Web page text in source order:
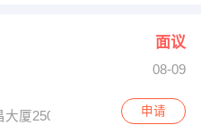
面议
08-09
厦2504室
申请